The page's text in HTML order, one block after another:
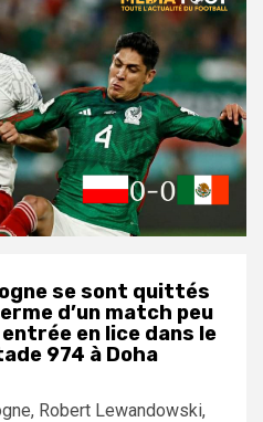
se sont quittés
d’un match peu
en lice dans le
974 à Doha
Robert Lewandowski,